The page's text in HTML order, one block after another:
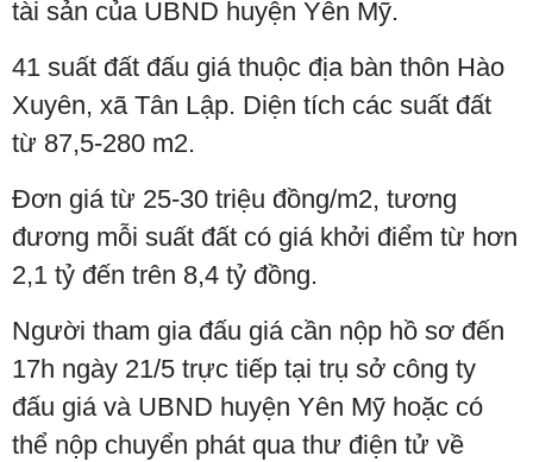
tài sản của UBND huyện Yên Mỹ.
41 suất đất đấu giá thuộc địa bàn thôn Hào
Xuyên, xã Tân Lập. Diện tích các suất đất
từ 87,5-280 m2.
Đơn giá từ 25-30 triệu đồng/m2, tương
đương mỗi suất đất có giá khởi điểm từ hơn
2,1 tỷ đến trên 8,4 tỷ đồng.
Người tham gia đấu giá cần nộp hồ sơ đến
17h ngày 21/5 trực tiếp tại trụ sở công ty
đấu giá và UBND huyện Yên Mỹ hoặc có
thể nộp chuyển phát qua thư điện tử về